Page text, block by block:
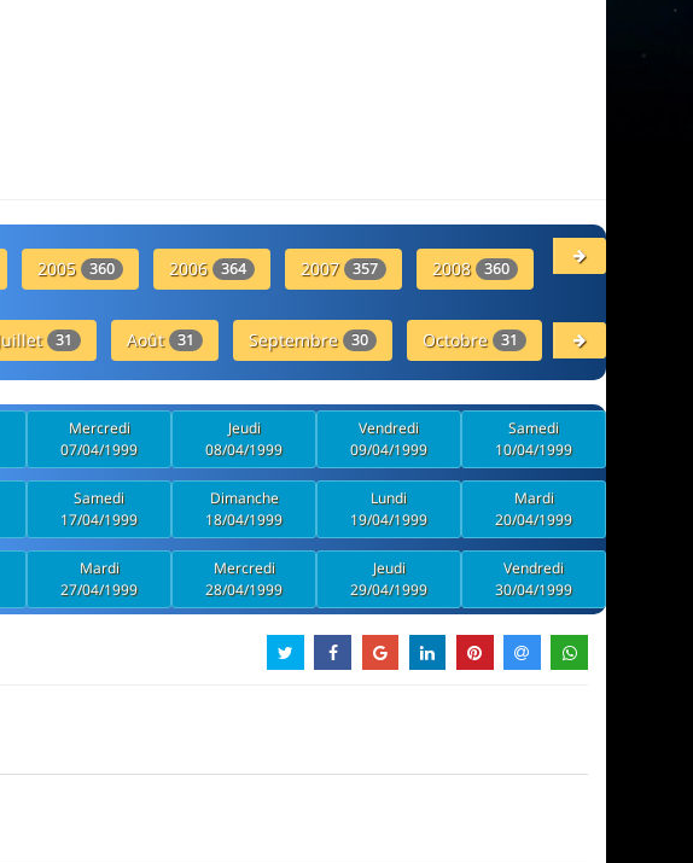
2005 360 2006 364 2007 357 2008 360 2009
31 Août 31 Septembre 30 Octobre 31 Novembre
Mercredi
07/04/1999
Jeudi
08/04/1999
Vendredi
09/04/1999
Samedi
10/04/1999
Samedi
17/04/1999
Dimanche
18/04/1999
Lundi
19/04/1999
Mardi
20/04/1999
Mardi
27/04/1999
Mercredi
28/04/1999
Jeudi
29/04/1999
Vendredi
30/04/1999